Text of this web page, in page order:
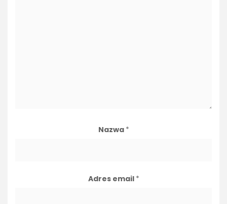
Nazwa *
Adres email *